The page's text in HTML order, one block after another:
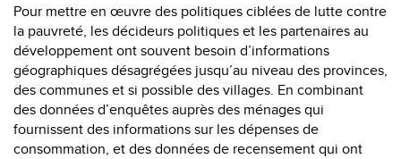
Pour mettre en œuvre des politiques ciblées de lutte contre
la pauvreté, les décideurs politiques et les partenaires au
développement ont souvent besoin d’informations
géographiques désagrégées jusqu’au niveau des provinces,
des communes et si possible des villages. En combinant
des données d’enquêtes auprès des ménages qui
fournissent des informations sur les dépenses de
consommation, et des données de recensement qui ont